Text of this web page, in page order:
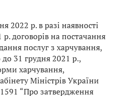
2022 р. в разі наявності
договорів на постачання
послуг з харчування,
до 31 грудня 2021 р.,
харчування,
Міністрів України
“Про затвердження